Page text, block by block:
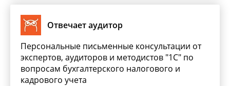
Отвечает аудитор
Персональные письменные консультации от
экспертов, аудиторов и методистов "1С" по
вопросам бухгалтерского налогового и
кадрового учета